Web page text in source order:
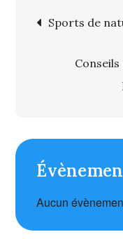
de
Sports de
Aucun